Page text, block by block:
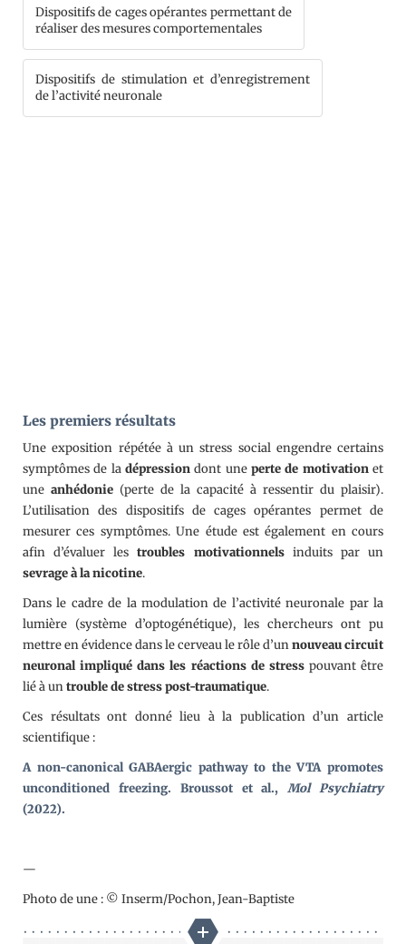
Dispositifs de cages opérantes permettant de
réaliser des mesures comportementales
Dispositifs de stimulation et d’enregistrement
de l’activité neuronale
Les premiers résultats
Une exposition répétée à un stress social engendre certains
symptômes de la dépression dont une perte de motivationet
une anhédonie (perte de la capacité à ressentir du plaisir).
L’utilisation des dispositifs de cages opérantes permet de
mesurer ces symptômes. Une étude est également en cours
afin d’évaluer lestroubles motivationnelsinduits par un
sevrage à la nicotine.
Dans le cadre de la modulation de l’activité neuronale par la
lumière (système d’optogénétique), les chercheurs ont pu
mettre en évidence dans le cerveau le rôle d’unnouveau circuit
neuronal impliqué dans les réactions de stress pouvant être
lié à untrouble de stress post-traumatique.
Ces résultats ont donné lieu à la publication d’un article
scientifique :
A non-canonical GABAergic pathway to the VTA promotes
unconditioned freezing. Broussot et al.,Mol Psychiatry
(2022).
—
Photo de une : © Inserm/Pochon, Jean-Baptiste